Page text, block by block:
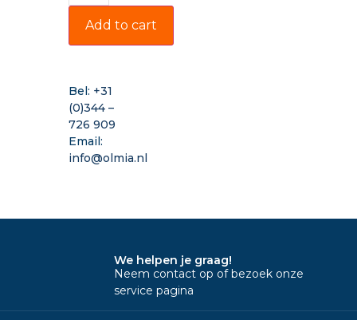
Add to cart
Bel: +31
(0)344 –
726 909
Email:
info@olmia.nl
We helpen je graag!
Neem contact op of bezoek onze
service pagina